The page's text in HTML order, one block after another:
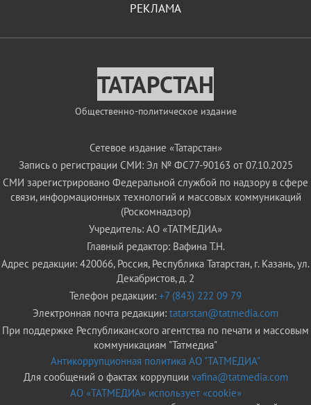
РЕКЛАМА
ТАТАРСТАН
Общественно-политическое издание
Сетевое издание «Татарстан»
Запись о регистрации СМИ: Эл № ФС77-90163 от 07.10.2025
СМИ зарегистрировано Федеральной службой по надзору в сфере
связи, информационных технологий и массовых коммуникаций
(Роскомнадзор)
Учредитель: АО «ТАТМЕДИА»
Главный редактор: Вафина Т.Н.
Адрес редакции: 420066, Россия, Республика Татарстан, г. Казань, ул.
Декабристов, д. 2
Телефон редакции: +7 (843) 222 09 79
Электронная почта редакции: tatarstan@tatmedia.com
При поддержке Республиканского агентства по печати и массовым
коммуникациям "Татмедиа"
Антикоррупционная политика АО "ТАТМЕДИА"
Для сообщений о фактах коррупции vafina@tatmedia.com
АО «ТАТМЕДИА» использует «cookie»